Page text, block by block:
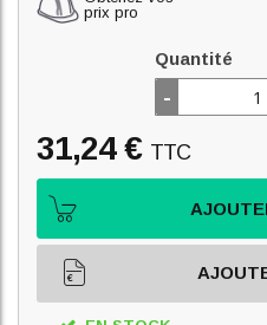
prix pro
Quantité
-
31,24 € TTC